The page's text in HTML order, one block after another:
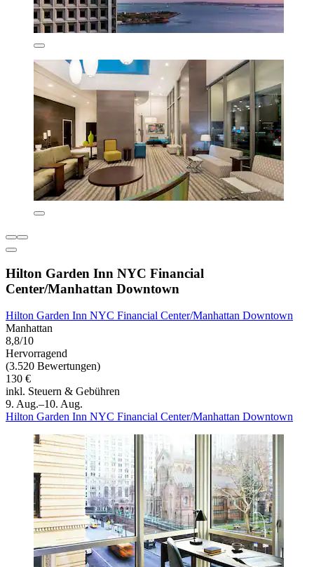
Hilton Garden Inn NYC Financial
Center/Manhattan Downtown
Hilton Garden Inn NYC Financial Center/Manhattan Downtown
Manhattan
8,8/10
Hervorragend
(3.520 Bewertungen)
130 €
inkl. Steuern & Gebühren
9. Aug.–10. Aug.
Hilton Garden Inn NYC Financial Center/Manhattan Downtown